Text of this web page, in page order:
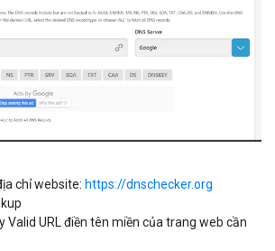
chỉ website: https://dnschecker.org
Valid URL điền tên miền của trang web cần